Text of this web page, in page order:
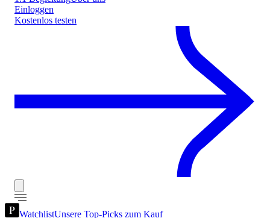
Einloggen
Kostenlos testen
WatchlistUnsere Top-Picks zum Kauf